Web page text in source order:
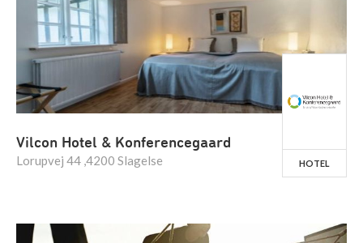
Vilcon Hotel & Konferencegaard
Lorupvej 44 ,4200 Slagelse HOTEL